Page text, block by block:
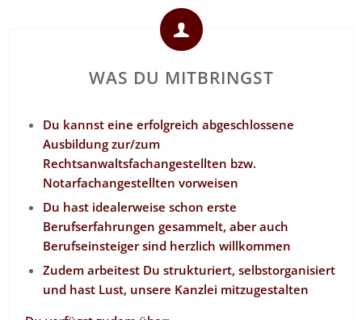
WAS DU MITBRINGST
Du kannst eine erfolgreich abgeschlossene
Ausbildung zur/zum
Rechtsanwaltsfachangestellten bzw.
Notarfachangestellten vorweisen
Du hast idealerweise schon erste
Berufserfahrungen gesammelt, aber auch
Berufseinsteiger sind herzlich willkommen
Zudem arbeitest Du strukturiert, selbstorganisiert
und hast Lust, unsere Kanzlei mitzugestalten